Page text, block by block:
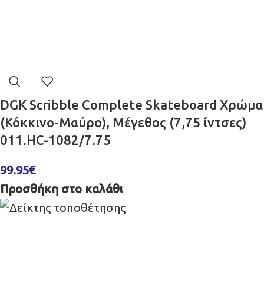
DGK Scribble Complete Skateboard Χρώμα
(Κόκκινο-Μαύρο), Μέγεθος (7,75 ίντσες)
011.HC-1082/7.75
99.95€
Προσθήκη στο καλάθι